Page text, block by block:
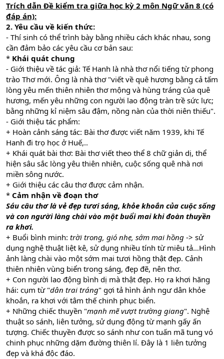
Trích dẫn Đề kiểm tra giữa học kỳ 2 môn Ngữ văn 8 (có
đáp án):
2. Yêu cầu về kiến thức:
- Thí sinh có thể trình bày bằng nhiều cách khác nhau, song
cần đảm bảo các yêu cầu cơ bản sau:
* Khái quát chung
- Giới thiệu về tác giả: Tế Hanh là nhà thơ nổi tiếng từ phong
trào Thơ mới. Ông là nhà thơ "viết về quê hương bằng cả tấm
lòng yêu mến thiên nhiên thơ mộng và hùng tráng của quê
hương, mến yêu những con người lao động tràn trề sức lực;
bằng những kỉ niệm sâu đậm, nồng nàn của thời niên thiếu".
- Giới thiệu tác phẩm:
+ Hoàn cảnh sáng tác: Bài thơ được viết năm 1939, khi Tế
Hanh đi trọ học ở Huế,..
+ Khái quát bài thơ: Bài thơ viết theo thể 8 chữ giản dị, thể
hiện sâu sắc lòng yêu thiên nhiên, cuộc sống quê nhà nơi
miền sông nước.
+ Giới thiệu các câu thơ được cảm nhận.
* Cảm nhận về đoạn thơ
Sáu câu thơ là vẻ đẹp tươi sáng, khỏe khoắn của cuộc sống
và con người làng chài vào một buổi mai khi đoàn thuyền
ra khơi.
+ Buổi bình minh: trời trong, gió nhẹ, sớm mai hồng -> sử
dụng nghệ thuật liệt kê, sử dụng nhiều tính từ miêu tả…Hình
ảnh làng chài vào một sớm mai tươi hồng thật đẹp. Cảnh
thiên nhiên vùng biển trong sáng, đẹp đẽ, nên thơ.
+ Con người lao động bình dị mà thật đẹp. Họ ra khơi hăng
hái: cụm từ "dân trai tráng" gợi tả hình ảnh ngư dân khỏe
khoắn, ra khơi với tâm thế chinh phục biển.
+ Những chiếc thuyền "mạnh mẽ vượt trường giang". Nghệ
thuật so sánh, liên tưởng, sử dụng động từ mạnh gấy ấn
tượng. Chiếc thuyền được so sánh như con tuấn mã tung vó
chinh phục những dặm đường thiên lí. Đây là 1 liên tưởng
đẹp và khá độc đáo.